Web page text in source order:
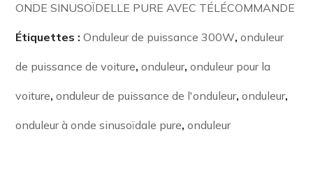
ONDE SINUSOÏDELLE PURE AVEC TÉLÉCOMMANDE
Étiquettes :Onduleur de puissance 300W,onduleur
de puissance de voiture,onduleur,onduleur pour la
voiture,onduleur de puissance de l'onduleur,onduleur,
onduleur à onde sinusoïdale pure,onduleur